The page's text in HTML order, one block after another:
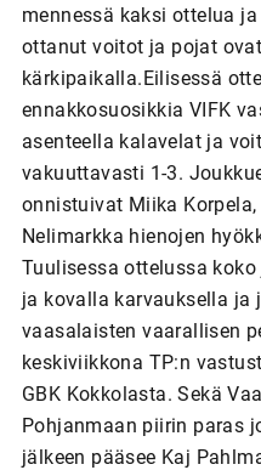
mennessä kaksi ottelua
ottanut voitot ja pojat
kärkipaikalla.Eilisessä
ennakkosuosikkia VIFK
asenteella kalavelat ja
vakuuttavasti 1-3.
onnistuivat Miika
Nelimarkka hienojen
Tuulisessa ottelussa
ja kovalla karvauksella ja
vaasalaisten vaarallisen
keskiviikkona TP:n
GBK Kokkolasta. Sekä
Pohjanmaan piirin paras
jälkeen pääsee Kaj